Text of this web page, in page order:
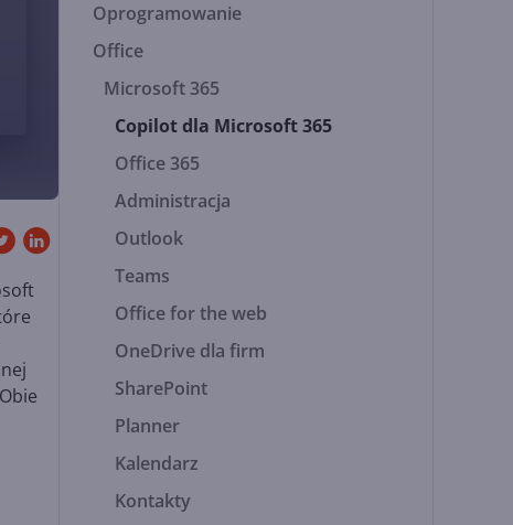
Oprogramowanie
Office
Microsoft 365
Copilot dla Microsoft 365
Office 365
Administracja
Outlook
Teams
Office for the web
OneDrive dla firm
SharePoint
Planner
Kalendarz
Kontakty